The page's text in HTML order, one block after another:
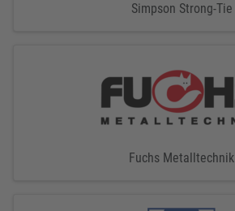
Simpson Strong-Tie
Fuchs Metalltechnik